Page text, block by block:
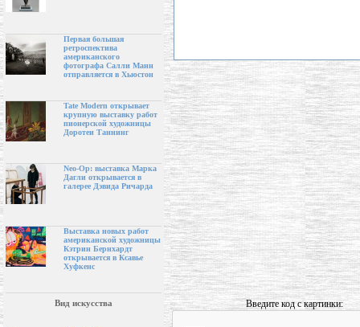
Первая большая
ретроспектива
американского
фотографа Салли Манн
отправляется в Хьюстон
Tate Modern открывает
крупную выставку работ
пионерской художницы
Доротеи Таннинг
Neo-Op: выставка Марка
Дагли открывается в
галерее Дэвида Ричарда
Выставка новых работ
американской художницы
Кэтрин Бернхардт
открывается в Ксавье
Хуфкенс
Вид искусства Введите код с картинки: